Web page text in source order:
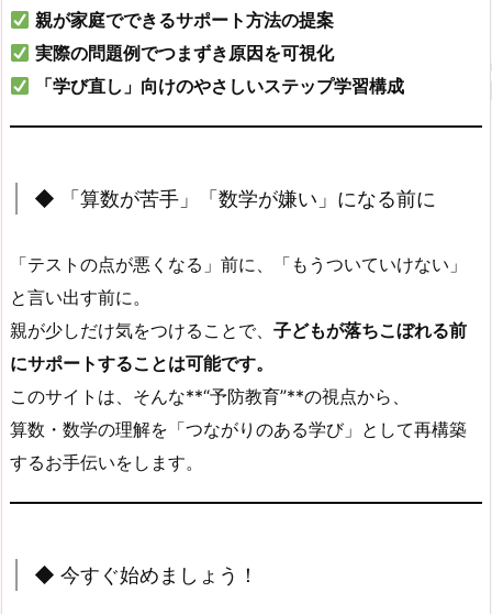
親が家庭でできるサポート方法の提案
実際の問題例でつまずき原因を可視化
「学び直し」向けのやさしいステップ学習構成
◆ 「算数が苦手」「数学が嫌い」になる前に
「テストの点が悪くなる」前に、「もうついていけない」
と言い出す前に。
親が少しだけ気をつけることで、 子どもが落ちこぼれる前
にサポートすることは可能です。
このサイトは、そんな**“予防教育”**の視点から、
算数・数学の理解を「つながりのある学び」として再構築
するお手伝いをします。
◆ 今すぐ始めましょう！